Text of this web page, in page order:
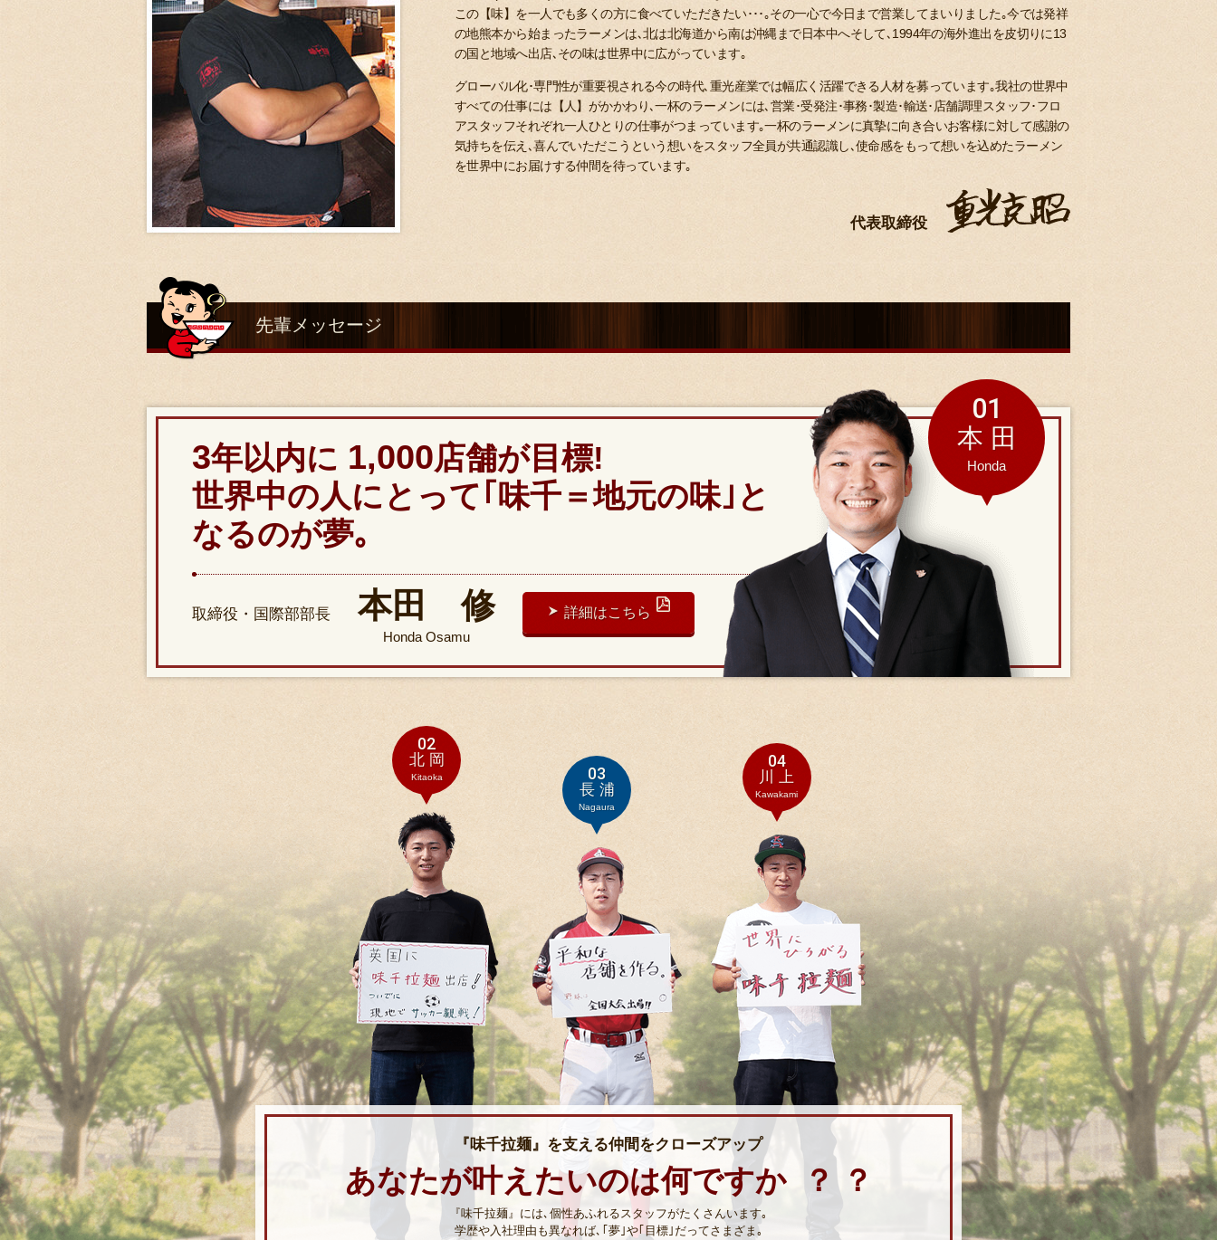
この【味】 を一人でも多くの方に食べていただきたい･･･｡その一心で今日まで営業してまいりました｡今では発祥
の地熊本から始まったラーメンは､北は北海道から南は沖縄まで日本中へそして､1994年の海外進出を皮切りに13
の国と地域へ出店､その味は世界中に広がっています｡
グローバル化･専門性が重要視される今の時代､重光産業では幅広く活躍できる人材を募っています｡我社の世界中
すべての仕事には 【人】 がかかわり､一杯のラーメンには､営業･受発注･事務･製造･輸送･店舗調理スタッフ･フロ
アスタッフそれぞれ一人ひとりの仕事がつまっています｡一杯のラーメンに真摯に向き合いお客様に対して感謝の
気持ちを伝え､喜んでいただこうという想いをスタッフ全員が共通認識し､使命感をもって想いを込めたラーメン
を世界中にお届けする仲間を待っています｡
代表取締役
先輩メッセージ
3年以内に 1,000店舗が目標!
世界中の人にとって ｢味千＝地元の味｣ と
なるのが夢｡
取締役・国際部部長 本田 修
Honda Osamu
詳細はこちら
01
本 田
Honda
02
北 岡
Kitaoka 03
長 浦
Nagaura
04
川 上
Kawakami
『味千拉麺』 を支える仲間をクローズアップ
あなたが叶えたいのは何ですか？ ？
『味千拉麺』 には､ 個性あふれるスタッフがたくさんいます｡
学歴や入社理由も異なれば､ ｢夢｣や｢目標｣ だってさまざま｡